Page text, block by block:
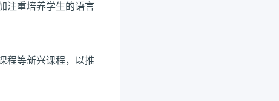
注重培养学生的语言
程等新兴课程，以推